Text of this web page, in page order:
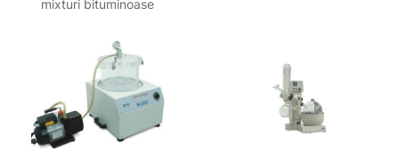
mixturi bituminoase